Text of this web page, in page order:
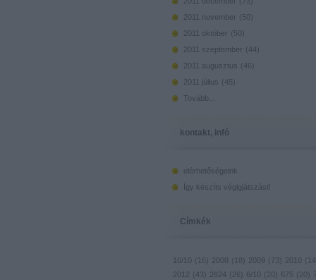
2011 november ( 50)
2011 október ( 50)
2011 szeptember ( 44)
2011 augusztus ( 46 )
2011 július ( 45)
Tovább
kontakt, infó
elérhetőségeink
Így készíts végigjátszást!
Címkék
10/10 ( 16 ) 2008 ( 18 ) 2009 ( 73) 2010 (
2012 ( 43) 2824 ( 26 ) 6/10 ( 20) 675 ( 20)